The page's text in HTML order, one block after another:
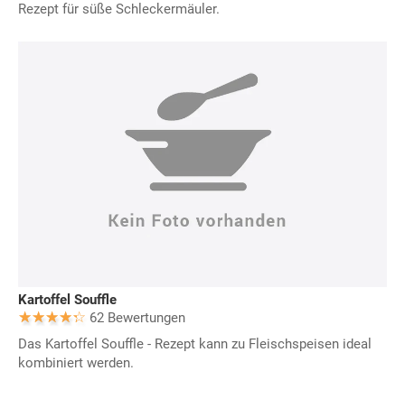
Rezept für süße Schleckermäuler.
Kartoffel Souffle
62 Bewertungen
Das Kartoffel Souffle - Rezept kann zu Fleischspeisen ideal
kombiniert werden.